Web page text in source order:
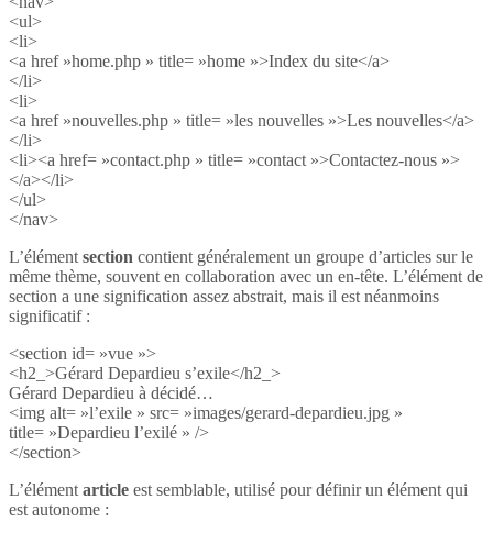
<ul>
<li>
<a href »home.php » title= »home »>Index du site</a>
</li>
<li>
<a href »nouvelles.php » title= »les nouvelles »>Les nouvelles</a>
</li>
<li><a href= »contact.php » title= »contact »>Contactez-nous »>
</a></li>
</ul>
</nav>
L’élément section contient généralement un groupe d’articles sur le
même thème, souvent en collaboration avec un en-tête. L’élément de
section a une signification assez abstrait, mais il est néanmoins
significatif :
<section id= »vue »>
<h2_>Gérard Depardieu s’exile</h2_>
Gérard Depardieu à décidé…
<img alt= »l’exile » src= »images/gerard-depardieu.jpg »
title= »Depardieu l’exilé » />
</section>
L’élément article est semblable, utilisé pour définir un élément qui
est autonome :